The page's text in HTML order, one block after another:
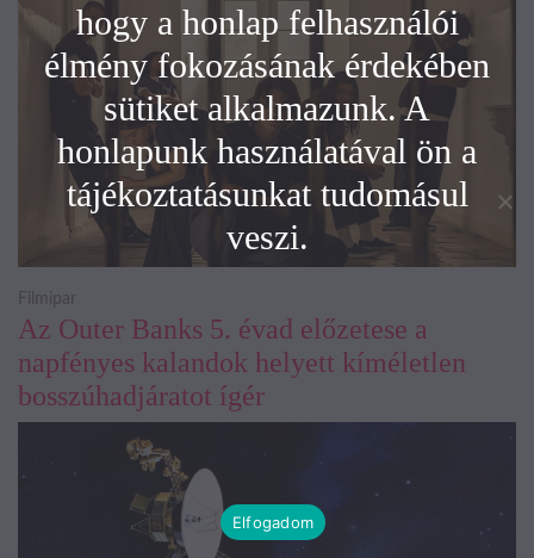
Az Outer Banks 5. évad előzetese a
napfényes kalandok helyett kíméletlen
bosszúhadjáratot ígér
Filmipar
hogy a honlap felhasználói
élmény fokozásának érdekében
sütiket alkalmazunk. A
honlapunk használatával ön a
tájékoztatásunkat tudomásul
veszi.
Elfogadom